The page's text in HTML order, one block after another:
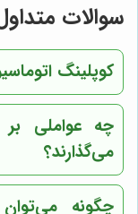
سوالات
کوپلینگ
چه عواملی بر
می‌گذارند؟
چگونه